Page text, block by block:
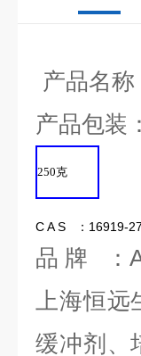
产品名称
产品包装：
250克
C A S ：16919-
品 牌 ：
上海恒远
缓冲剂、